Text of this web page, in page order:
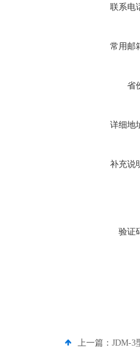
联系电
常用邮
省
详细地
补充说
验证
上一篇： JDM-3